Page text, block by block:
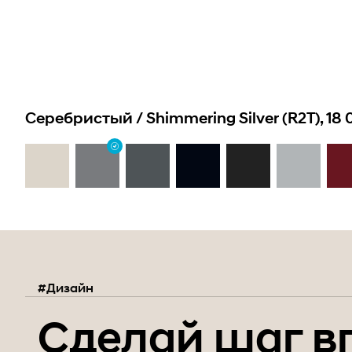
Серебристый / Shimmering Silver (R2T), 18
#Дизайн
Сделай шаг